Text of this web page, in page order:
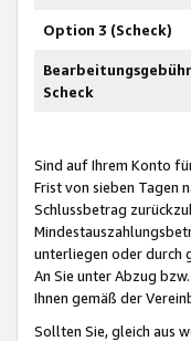
Option 3 (Scheck)
Bearbeitungsgebühr
Scheck
Sind auf Ihrem Konto
Frist von sieben Tagen
Schlussbetrag
unterliegen oder durch
An Sie unter Abzug
Ihnen gemäß der
Sollten Sie, gleich aus